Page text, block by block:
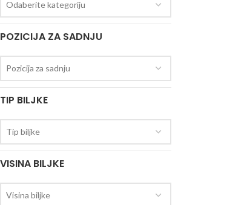
Odaberite kategoriju
POZICIJA ZA SADNJU
Pozicija za sadnju
TIP BILJKE
Tip biljke
VISINA BILJKE
Visina biljke